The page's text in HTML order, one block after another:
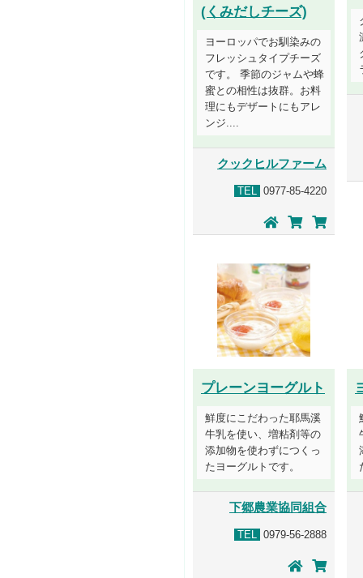
(くみだしチーズ)
ヨーロッパでお馴染みの
フレッシュタイプチーズ
です。 季節のジャムや蜂
蜜との相性は抜群。お料
理にもデザートにもアレ
ンジ....
クックヒルファーム
TEL 0977-85-4220
プレーンヨーグルト
鮮度にこだわった耶馬溪
牛乳を使い、増粘剤等の
添加物を使わずにつくっ
たヨーグルトです。
下郷農業協同組合
TEL 0979-56-2888